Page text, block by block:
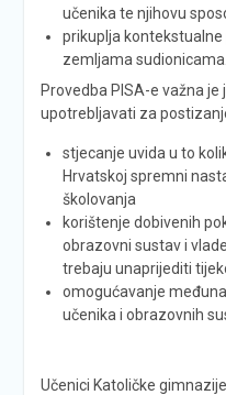
učenika te njihovu
prikuplja
zemljama sudionicama.
Provedba PISA-e važna
upotrebljavati za
stjecanje uvida u to
Hrvatskoj spremni
školovanja
korištenje dobivenih
obrazovni sustav i
trebaju unaprijediti
omogućavanje
učenika i obrazovnih
Učenici Katoličke